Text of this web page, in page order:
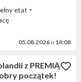
etat
05.08.2026 o 14:08
z PREMIĄ
początek!